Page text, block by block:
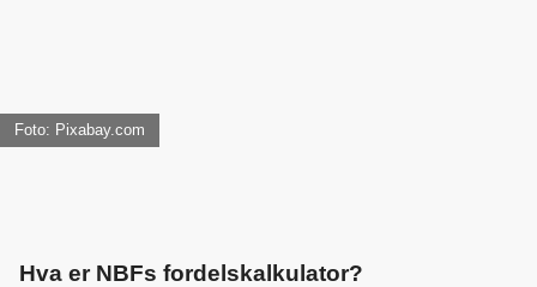
Foto: Pixabay.com
Hva er NBFs fordelskalkulator?